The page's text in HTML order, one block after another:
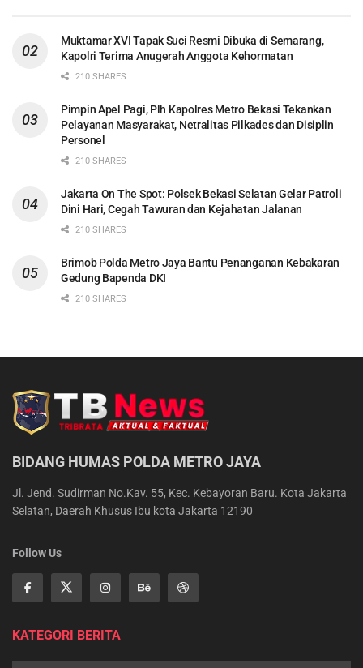
Muktamar XVI Tapak Suci Resmi Dibuka di Semarang,
Kapolri Terima Anugerah Anggota Kehormatan
210 SHARES
Pimpin Apel Pagi, Plh Kapolres Metro Bekasi Tekankan
Pelayanan Masyarakat, Netralitas Pilkades dan Disiplin
Personel
210 SHARES
Jakarta On The Spot: Polsek Bekasi Selatan Gelar Patroli
Dini Hari, Cegah Tawuran dan Kejahatan Jalanan
210 SHARES
Brimob Polda Metro Jaya Bantu Penanganan Kebakaran
Gedung Bapenda DKI
210 SHARES
BIDANG HUMAS POLDA METRO JAYA
Jl. Jend. Sudirman No.Kav. 55, Kec. Kebayoran Baru. Kota Jakarta
Selatan, Daerah Khusus Ibu kota Jakarta 12190
Follow Us
KATEGORI BERITA